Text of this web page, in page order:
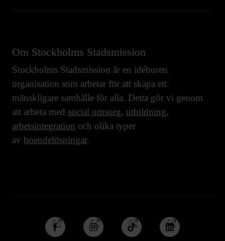
Om Stockholms Stadsmission
Stockholms Stadsmission är en idéburen
organisation som arbetar för att skapa ett
mänskligare samhälle för alla. Detta gör vi genom
att arbeta med social omsorg, utbildning,
arbetsintegration och olika typer
av boendelösningar.
Följ
oss
Följ
oss
Följ
oss
Följ
oss